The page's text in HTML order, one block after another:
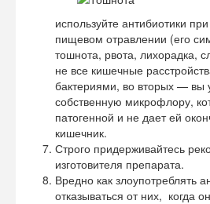
используйте антибиотики
пищевом отравлении (его
тошнота, рвота, лихорадка,
не все кишечные
бактериями, во вторых — вы
собственную микрофлору,
патогенной и не дает ей
кишечник.
Строго придерживайтесь
изготовителя препарата.
Вредно как злоупотреблять
отказываться от них, когда